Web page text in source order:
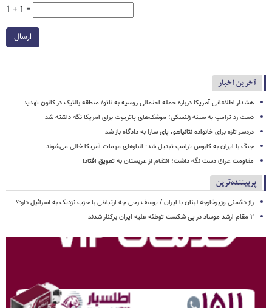
1 + 1 =
ارسال
آخرین اخبار
هشدار اطلاعاتی آمریکا درباره حمله احتمالی روسیه به ناتو/ منطقه بالتیک در کانون تهدید
دست رد ترامپ به سینه زلنسکی؛ موشک‌های پاتریوت برای آمریکا نگه داشته شد
دردسر تازه برای خانواده نتانیاهو، پای سارا به دادگاه باز شد
جنگ با ایران به کابوس ترامپ تبدیل شد؛ انبارهای مهمات آمریکا خالی می‌شوند
مقاومت عراق دست نگه داشت؛ انتقام از عربستان به تعویق افتاد!
پربیننده‌ترین
راز دشمنی وزیرخارجه لبنان با ایران / یوسف رجی چه ارتباطی با حزب نزدیک به اسرائیل دارد؟
۲ مقام‌ ارشد موساد در پی شکست توطئه علیه ایران برکنار شدند